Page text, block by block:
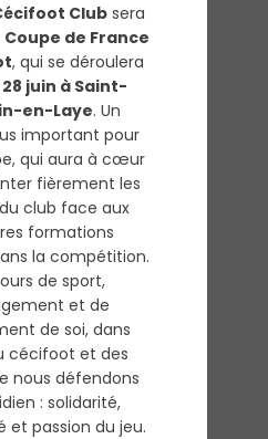
Clubsera
Coupe de France
, qui se déroulera
juin à Saint-
en-Laye. Un
important pour
qui aura à cœur
fièrement les
club face aux
formations
la compétition.
de sport,
et de
de soi, dans
cécifoot et des
nous défendons
: solidarité,
et passion du jeu.